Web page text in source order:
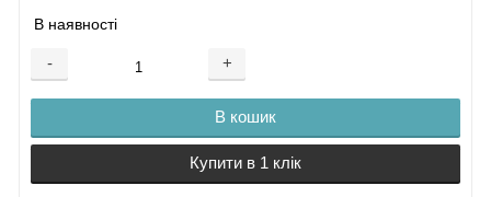
В наявності
- +
В кошик
Купити в 1 клік